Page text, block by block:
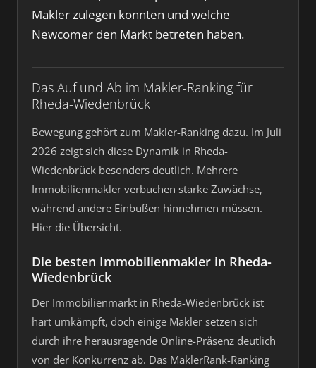
Makler zulegen konnten und welche
Newcomer den Markt betreten haben.
Das Auf und Ab im Makler-Ranking für
Rheda-Wiedenbrück
Bewegung gehört zum Makler-Ranking dazu. Im Juli
2026 zeigt sich diese Dynamik in Rheda-
Wiedenbrück besonders deutlich. Mehrere
Immobilienmakler verbuchen starke Zuwächse,
während andere Einbußen hinnehmen müssen.
Hier die Übersicht.
Die besten Immobilienmakler in Rheda-
Wiedenbrück
Der Immobilienmarkt in Rheda-Wiedenbrück ist
hart umkämpft, doch einige Makler setzen sich
durch ihre herausragende Online-Präsenz deutlich
von der Konkurrenz ab. Das MaklerRank-Ranking